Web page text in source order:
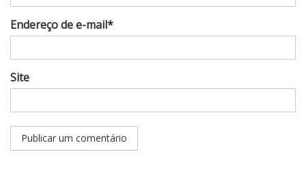
Endereço de e-mail*
Site